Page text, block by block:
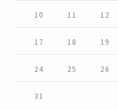
10 11 12
17 18 19
24 25 26
31